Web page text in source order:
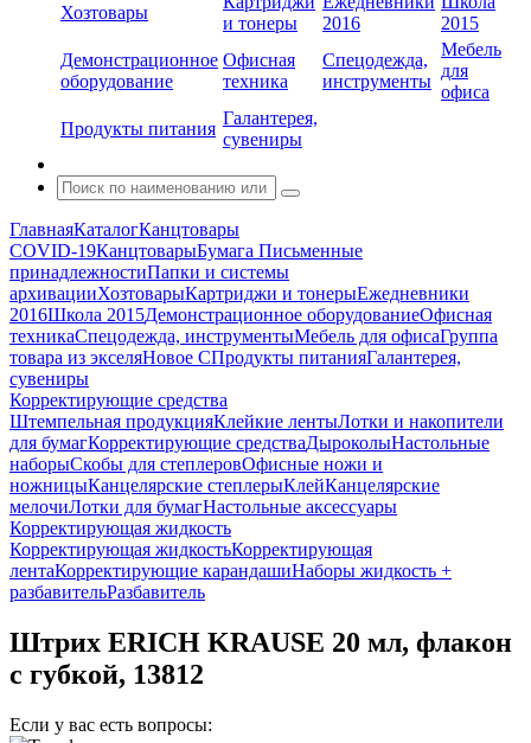
Хозтовары
и тонеры
2016
2015
Демонстрационное
оборудование
Офисная
техника
Спецодежда,
инструменты
Мебель
для
офиса
Продукты питания
Галантерея,
сувениры
ГлавнаяКаталогКанцтовары
COVID-19КанцтоварыБумага Письменные
принадлежностиПапки и системы
архивацииХозтоварыКартриджи и тонерыЕжедневники
2016Школа 2015Демонстрационное оборудованиеОфисная
техникаСпецодежда, инструментыМебель для офисаГруппа
товара из экселяНовое СПродукты питанияГалантерея,
сувениры
Корректирующие средства
Штемпельная продукцияКлейкие лентыЛотки и накопители
для бумагКорректирующие средстваДыроколыНастольные
наборыСкобы для степлеровОфисные ножи и
ножницыКанцелярские степлерыКлейКанцелярские
мелочиЛотки для бумагНастольные аксессуары
Корректирующая жидкость
Корректирующая жидкостьКорректирующая
лентаКорректирующие карандашиНаборы жидкость +
разбавительРазбавитель
Штрих ERICH KRAUSE 20 мл, флакон
с губкой, 13812
Если у вас есть вопросы: